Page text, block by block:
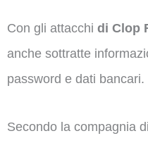
Con gli attacchi di Clop
anche sottratte
password e dati bancari.
Secondo la compagnia